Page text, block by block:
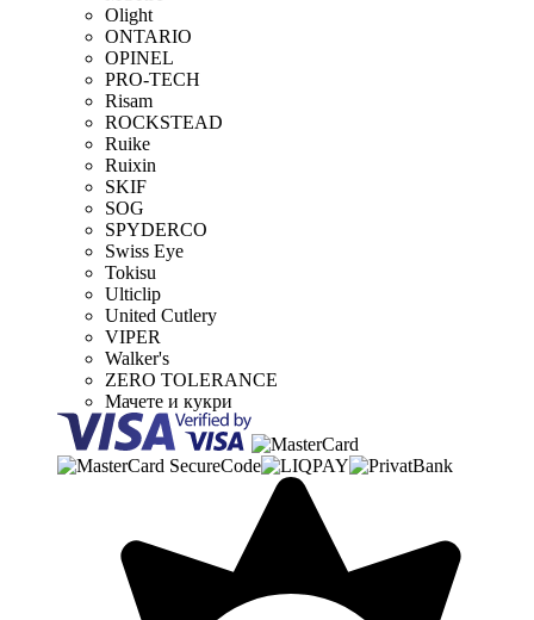
Olight
ONTARIO
OPINEL
PRO-TECH
Risam
ROCKSTEAD
Ruike
Ruixin
SKIF
SOG
SPYDERCO
Swiss Eye
Tokisu
Ulticlip
United Cutlery
VIPER
Walker's
ZERO TOLERANCE
Мачете и кукри